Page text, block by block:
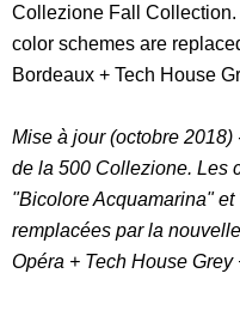
Collezione Fall
color schemes are
Bordeaux + Tech House
Mise à jour (octobre
de la 500 Collezione. Les
"Bicolore Acquamarina"
remplacées par la
Opéra + Tech House Grey